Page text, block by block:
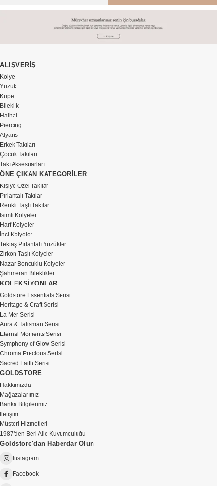
ALIŞVERİŞ
Kolye
Yüzük
Küpe
Bileklik
Halhal
Piercing
Alyans
Erkek Takıları
Çocuk Takıları
Takı Aksesuarları
ÖNE ÇIKAN KATEGORİLER
Kişiye Özel Takılar
Pırlantalı Takılar
Renkli Taşlı Takılar
İsimli Kolyeler
Harf Kolyeler
İnci Kolyeler
Tektaş Pırlantalı Yüzükler
Zirkon Taşlı Kolyeler
Nazar Boncuklu Kolyeler
Şahmeran Bileklikler
KOLEKSİYONLAR
Goldstore Essentials Serisi
Heritage & Craft Serisi
La Mer Serisi
Aura & Talisman Serisi
Eternal Moments Serisi
Symphony of Glow Serisi
Chroma Precious Serisi
Sacred Faith Serisi
GOLDSTORE
Hakkımızda
Mağazalarımız
Banka Bilgilerimiz
İletişim
Müşteri Hizmetleri
1987'den Beri Aile Kuyumculuğu
Goldstore'dan Haberdar Olun
Instagram
Facebook